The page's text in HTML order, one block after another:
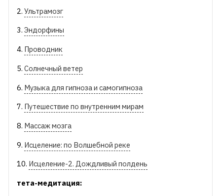
2. Ультрамозг
3. Эндорфины
4. Проводник
5. Солнечный ветер
6. Музыка для гипноза и самогипноза
7. Путешествие по внутренним мирам
8. Массаж мозга
9. Исцеление: по Волшебной реке
10. Исцеление-2. Дождливый полдень
тета-медитация: